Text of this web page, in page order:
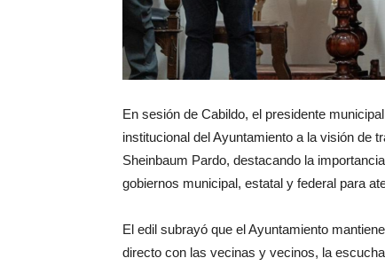
En sesión de Cabildo, el presidente
institucional del Ayuntamiento a la visión de
Sheinbaum Pardo, destacando la
gobiernos municipal, estatal y federal para
El edil subrayó que el Ayuntamiento
directo con las vecinas y vecinos, la